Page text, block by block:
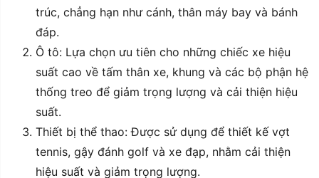
trúc, chẳng hạn như cánh, thân máy bay và bánh
đáp.
Ô tô: Lựa chọn ưu tiên cho những chiếc xe hiệu
suất cao về tấm thân xe, khung và các bộ phận hệ
thống treo để giảm trọng lượng và cải thiện hiệu
suất.
Thiết bị thể thao: Được sử dụng để thiết kế vợt
tennis, gậy đánh golf và xe đạp, nhằm cải thiện
hiệu suất và giảm trọng lượng.